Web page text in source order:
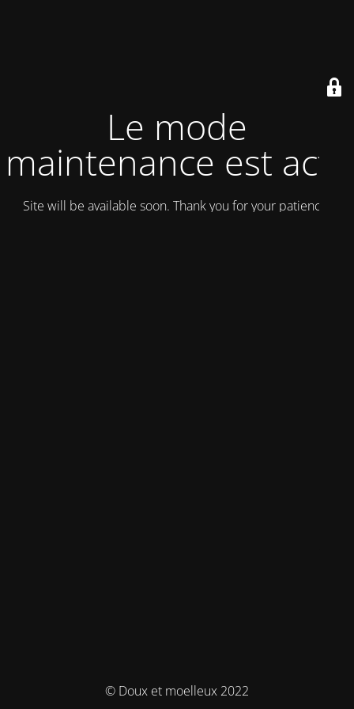
Le mode
maintenance est actif
Site will be available soon. Thank you for your patience!
© Doux et moelleux 2022